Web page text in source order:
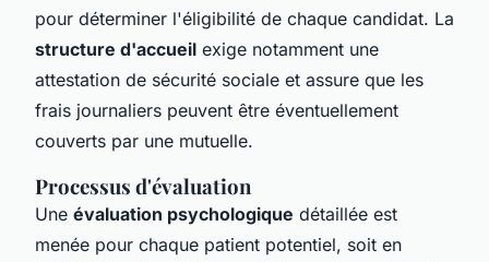
pour déterminer l'éligibilité de chaque candidat. La
structure d'accueil exige notamment une
attestation de sécurité sociale et assure que les
frais journaliers peuvent être éventuellement
couverts par une mutuelle.
Processus d'évaluation
Une évaluation psychologique détaillée est
menée pour chaque patient potentiel, soit en